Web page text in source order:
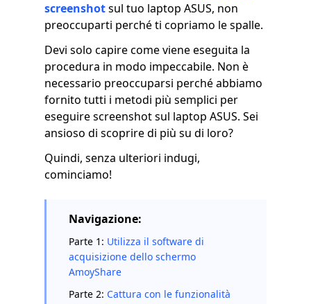
screenshotsul tuo laptop ASUS, non
preoccuparti perché ti copriamo le spalle.
Devi solo capire come viene eseguita la
procedura in modo impeccabile. Non è
necessario preoccuparsi perché abbiamo
fornito tutti i metodi più semplici per
eseguire screenshot sul laptop ASUS. Sei
ansioso di scoprire di più su di loro?
Quindi, senza ulteriori indugi,
cominciamo!
Navigazione:
Parte 1: Utilizza il software di
acquisizione dello schermo
AmoyShare
Parte 2: Cattura con le funzionalità